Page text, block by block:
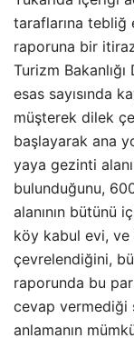
taraflarına tebliğ
raporuna bir
Turizm
esas sayısında
müşterek dilek
başlayarak ana
yaya gezinti
bulunduğunu,
alanının bütünü
köy kabul evi, ve
çevrelendiğini,
raporunda bu
cevap vermediği
anlamanın